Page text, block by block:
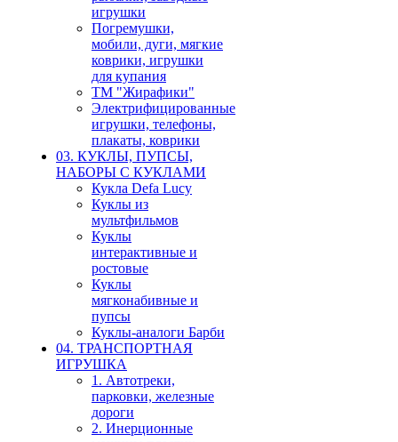
игрушки
Погремушки,
мобили, дуги, мягкие
коврики, игрушки
для купания
ТМ "Жирафики"
Электрифицированные
игрушки, телефоны,
плакаты, коврики
03. КУКЛЫ, ПУПСЫ,
НАБОРЫ С КУКЛАМИ
Кукла Defa Lucy
Куклы из
мультфильмов
Куклы
интерактивные и
ростовые
Куклы
мягконабивные и
пупсы
Куклы-аналоги Барби
04. ТРАНСПОРТНАЯ
ИГРУШКА
1. Автотреки,
парковки, железные
дороги
2. Инерционные